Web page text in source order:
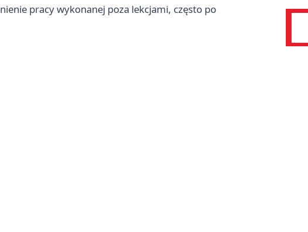
pracy wykonanej poza lekcjami, często po